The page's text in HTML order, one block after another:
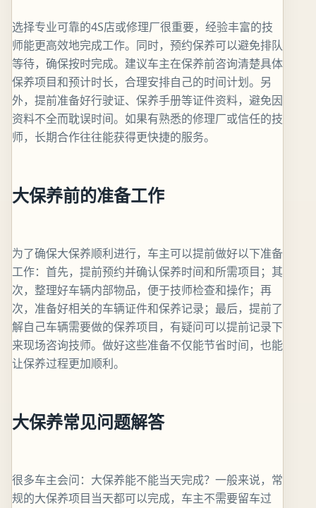
选择专业可靠的4S店或修理厂很重要，经验丰富的技
师能更高效地完成工作。同时，预约保养可以避免排队
等待，确保按时完成。建议车主在保养前咨询清楚具体
保养项目和预计时长，合理安排自己的时间计划。另
外，提前准备好行驶证、保养手册等证件资料，避免因
资料不全而耽误时间。如果有熟悉的修理厂或信任的技
师，长期合作往往能获得更快捷的服务。
大保养前的准备工作
为了确保大保养顺利进行，车主可以提前做好以下准备
工作：首先，提前预约并确认保养时间和所需项目；其
次，整理好车辆内部物品，便于技师检查和操作；再
次，准备好相关的车辆证件和保养记录；最后，提前了
解自己车辆需要做的保养项目，有疑问可以提前记录下
来现场咨询技师。做好这些准备不仅能节省时间，也能
让保养过程更加顺利。
大保养常见问题解答
很多车主会问：大保养能不能当天完成？一般来说，常
规的大保养项目当天都可以完成，车主不需要留车过